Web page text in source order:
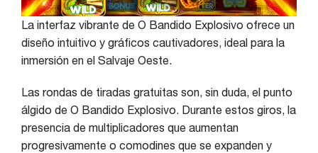
La interfaz vibrante de O Bandido Explosivo ofrece un
diseño intuitivo y gráficos cautivadores, ideal para la
inmersión en el Salvaje Oeste.
Las rondas de tiradas gratuitas son, sin duda, el punto
álgido de O Bandido Explosivo. Durante estos giros, la
presencia de multiplicadores que aumentan
progresivamente o comodines que se expanden y